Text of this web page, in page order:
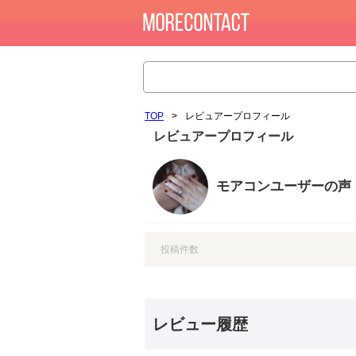
TOP > レビュアープロフィール
レビュアープロフィール
モアコンユーザーの声
投稿件数
レビュー履歴